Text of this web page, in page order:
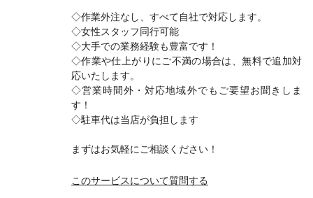
◇作業外注なし、すべて自社で対応します。
◇女性スタッフ同行可能
◇大手での業務経験も豊富です！
◇作業や仕上がりにご不満の場合は、無料で追加対
応いたします。
◇営業時間外・対応地域外でもご要望お聞きしま
す！
◇駐車代は当店が負担します
まずはお気軽にご相談ください！
このサービスについて質問する